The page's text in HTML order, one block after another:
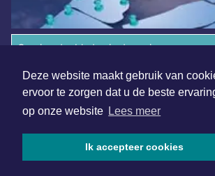
Deze website maakt gebruik van
ervoor te zorgen dat u de beste
op onze website Lees meer
Ik accepteer cookies
Overige dagbladen in de regio
Algemene voorwaarden
Disclaimer